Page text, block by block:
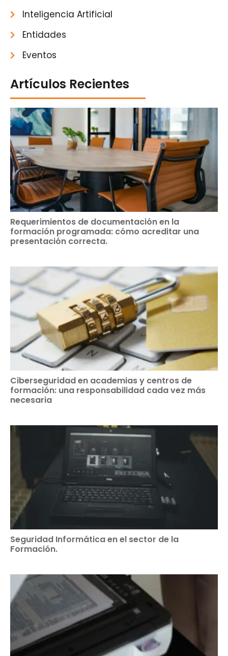
Artículos Recientes
Requerimientos de documentación en la
formación programada: cómo acreditar una
presentación correcta.
Ciberseguridad en academias y centros de
formación: una responsabilidad cada vez más
necesaria
Seguridad Informática en el sector de la
Formación.
Inteligencia Artificial
Entidades
Eventos